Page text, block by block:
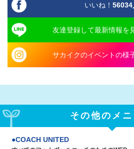
いいね！ 56034
友達登録して最新情報を
サカイクのイベントの様
その他のメ
COACH UNITED